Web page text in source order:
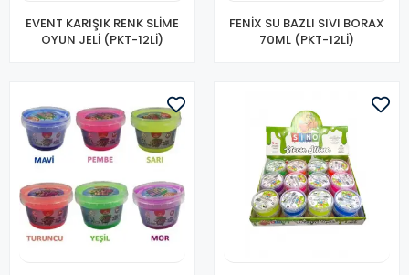
EVENT KARIŞIK RENK SLİME
OYUN JELİ (PKT-12Lİ)
FENİX SU BAZLI SIVI BORAX
70ML (PKT-12Lİ)